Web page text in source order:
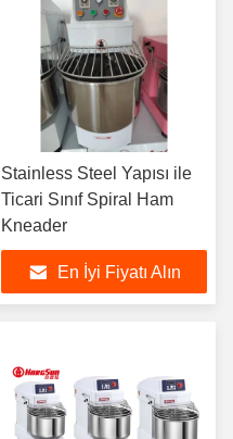
Stainless Steel Yapısı ile
Ticari Sınıf Spiral Ham
Kneader
En İyi Fiyatı Alın